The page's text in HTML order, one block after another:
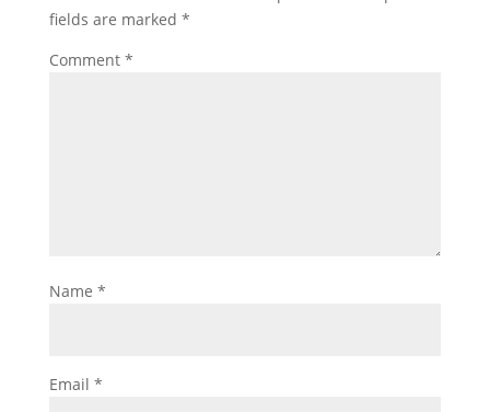
fields are marked *
Comment *
Name *
Email *